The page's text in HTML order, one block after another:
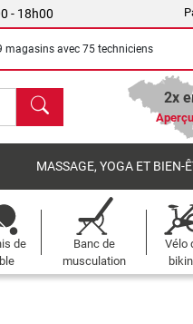
- 18h00
magasins avec 75 techniciens
chercher 2x
MASSAGE, YOGA ET BIEN-
de
Banc de
musculation
Vélo